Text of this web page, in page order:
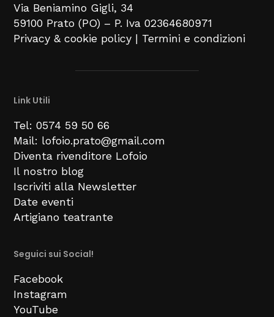
Via Beniamino Gigli, 34
59100 Prato (PO) – P. Iva 02364680971
Privacy & cookie policy | Termini e condizioni
Link Utili
Tel: 0574 59 50 66
Mail: lofoio.prato@gmail.com
Diventa rivenditore Lofoio
Il nostro blog
Iscriviti alla Newsletter
Date eventi
Artigiano teatrante
Seguici sui Social!
Facebook
Instagram
YouTube